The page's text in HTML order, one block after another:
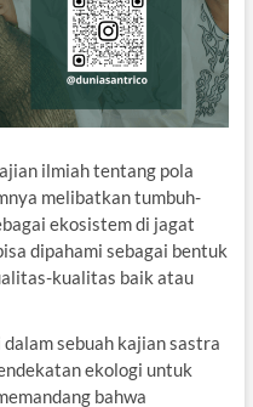
ilmiah tentang pola
melibatkan tumbuh-
ekosistem di jagat
dipahami sebagai bentuk
kualitas baik atau
sebuah kajian sastra
ekologi untuk
bahwa